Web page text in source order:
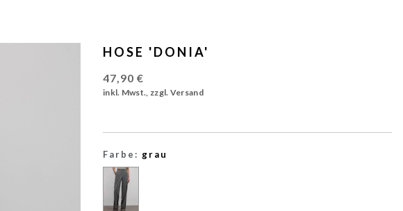
HOSE 'DONIA'
47,90 €
inkl. Mwst., zzgl. Versand
Farbe: grau